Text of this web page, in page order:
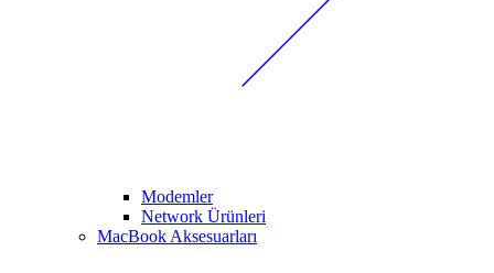
Modemler
Network Ürünleri
MacBook Aksesuarları